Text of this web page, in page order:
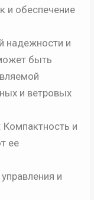
и обеспечение
надежности и
быть
и ветровых
и
ее
и